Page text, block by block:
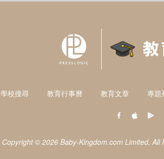
學校搜尋 教育行事曆 教育文章 專題
Copyright © 2026 Baby-Kingdom.com Limited, All